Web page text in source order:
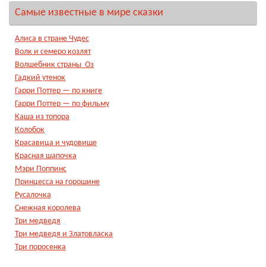
Самые известные в мире сказки
Алиса в стране Чудес
Волк и семеро козлят
Волшебник страны Оз
Гадкий утенок
Гарри Поттер — по книге
Гарри Поттер — по фильму
Каша из топора
Колобок
Красавица и чудовище
Красная шапочка
Мэри Поппинс
Принцесса на горошине
Русалочка
Снежная королева
Три медведя
Три медведя и Златовласка
Три поросенка